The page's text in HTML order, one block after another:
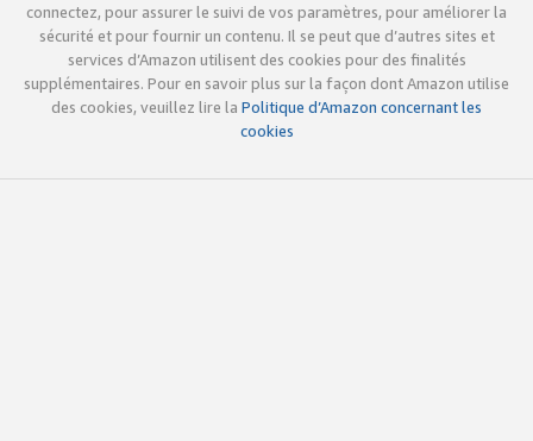
connectez, pour assurer le suivi de vos paramètres, pour améliorer la
sécurité et pour fournir un contenu. Il se peut que d’autres sites et
services d’Amazon utilisent des cookies pour des finalités
supplémentaires. Pour en savoir plus sur la façon dont Amazon utilise
des cookies, veuillez lire la Politique d’Amazon concernant les
cookies